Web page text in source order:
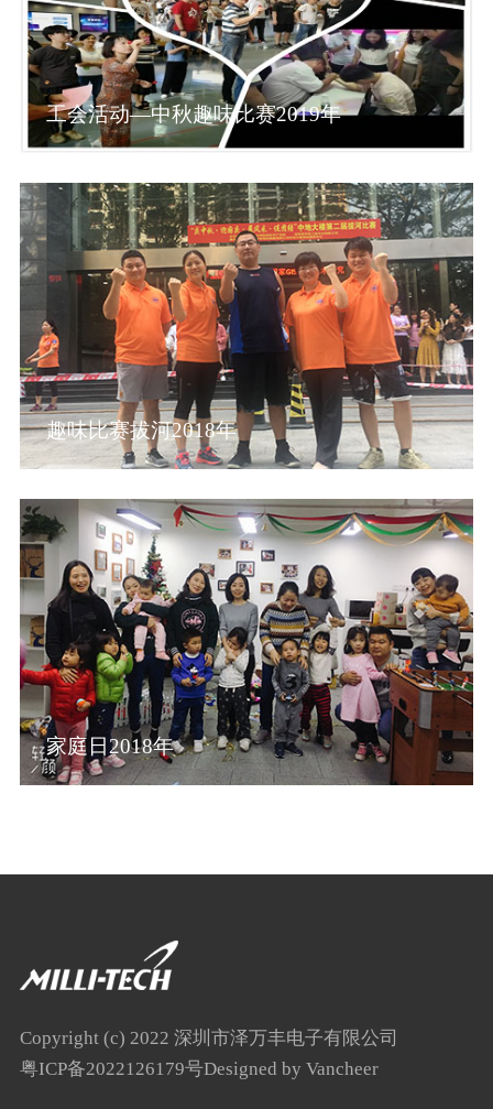
工会活动—中秋趣味比赛2019年
趣味比赛拔河2018年
家庭日2018年
Copyright (c) 2022 深圳市泽万丰电子有限公司
粤ICP备2022126179号Designed by Vancheer